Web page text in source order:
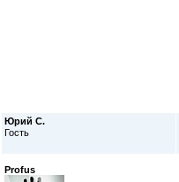
Юрий С.
Гость
Profus